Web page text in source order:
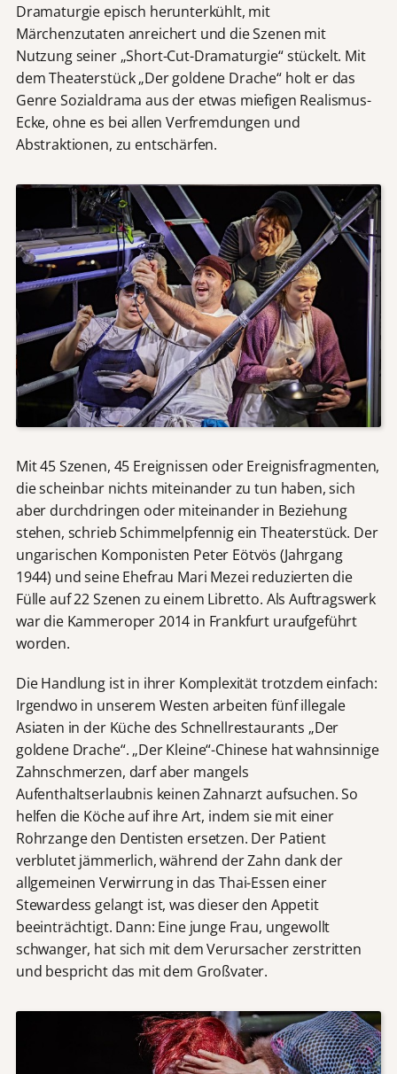
Dramaturgie episch herunterkühlt, mit
Märchenzutaten anreichert und die Szenen mit
Nutzung seiner „Short-Cut-Dramaturgie“ stückelt. Mit
dem Theaterstück „Der goldene Drache“ holt er das
Genre Sozialdrama aus der etwas miefigen Realismus-
Ecke, ohne es bei allen Verfremdungen und
Abstraktionen, zu entschärfen.
Mit 45 Szenen, 45 Ereignissen oder Ereignisfragmenten,
die scheinbar nichts miteinander zu tun haben, sich
aber durchdringen oder miteinander in Beziehung
stehen, schrieb Schimmelpfennig ein Theaterstück. Der
ungarischen Komponisten Peter Eötvös (Jahrgang
1944) und seine Ehefrau Mari Mezei reduzierten die
Fülle auf 22 Szenen zu einem Libretto. Als Auftragswerk
war die Kammeroper 2014 in Frankfurt uraufgeführt
worden.
Die Handlung ist in ihrer Komplexität trotzdem einfach:
Irgendwo in unserem Westen arbeiten fünf illegale
Asiaten in der Küche des Schnellrestaurants „Der
goldene Drache“. „Der Kleine“-Chinese hat wahnsinnige
Zahnschmerzen, darf aber mangels
Aufenthaltserlaubnis keinen Zahnarzt aufsuchen. So
helfen die Köche auf ihre Art, indem sie mit einer
Rohrzange den Dentisten ersetzen. Der Patient
verblutet jämmerlich, während der Zahn dank der
allgemeinen Verwirrung in das Thai-Essen einer
Stewardess gelangt ist, was dieser den Appetit
beeinträchtigt. Dann: Eine junge Frau, ungewollt
schwanger, hat sich mit dem Verursacher zerstritten
und bespricht das mit dem Großvater.